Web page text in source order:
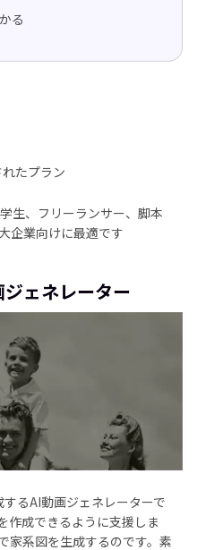
る
たプラン
生、フリーランサー、脚本
企業向けに最適です
ェネレーター
るAI動画ジェネレーターで
作成できるように支援しま
家系図を生成するのです。素